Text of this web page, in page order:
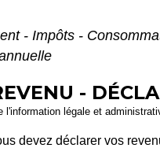
- Impôts -
-
l'information légale et
devez déclarer vos